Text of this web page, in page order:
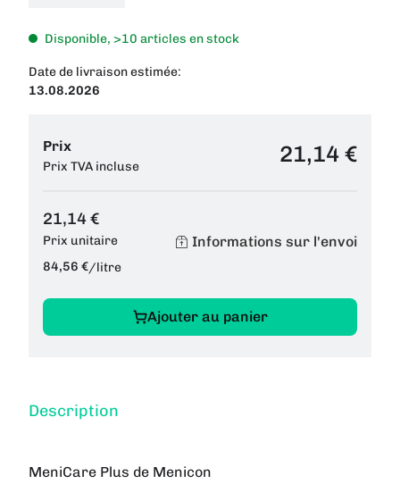
Disponible, >10 articles en stock
Date de livraison estimée:
13.08.2026
Prix
Prix TVA incluse 21,14 €
21,14 €
Prix unitaire
84,56 €/litre
Informations sur l'envoi
Ajouter au panier
Description
MeniCare Plus de Menicon